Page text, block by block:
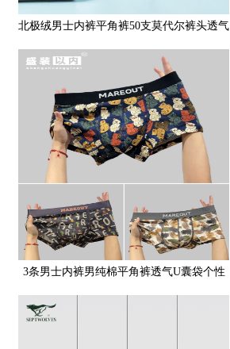
北极绒男士内裤平角裤50支莫代尔裤头透气
夏季男生四角裤性感青年
3条男士内裤男纯棉平角裤透气U囊袋个性
卡通潮暴力熊青年四角短裤